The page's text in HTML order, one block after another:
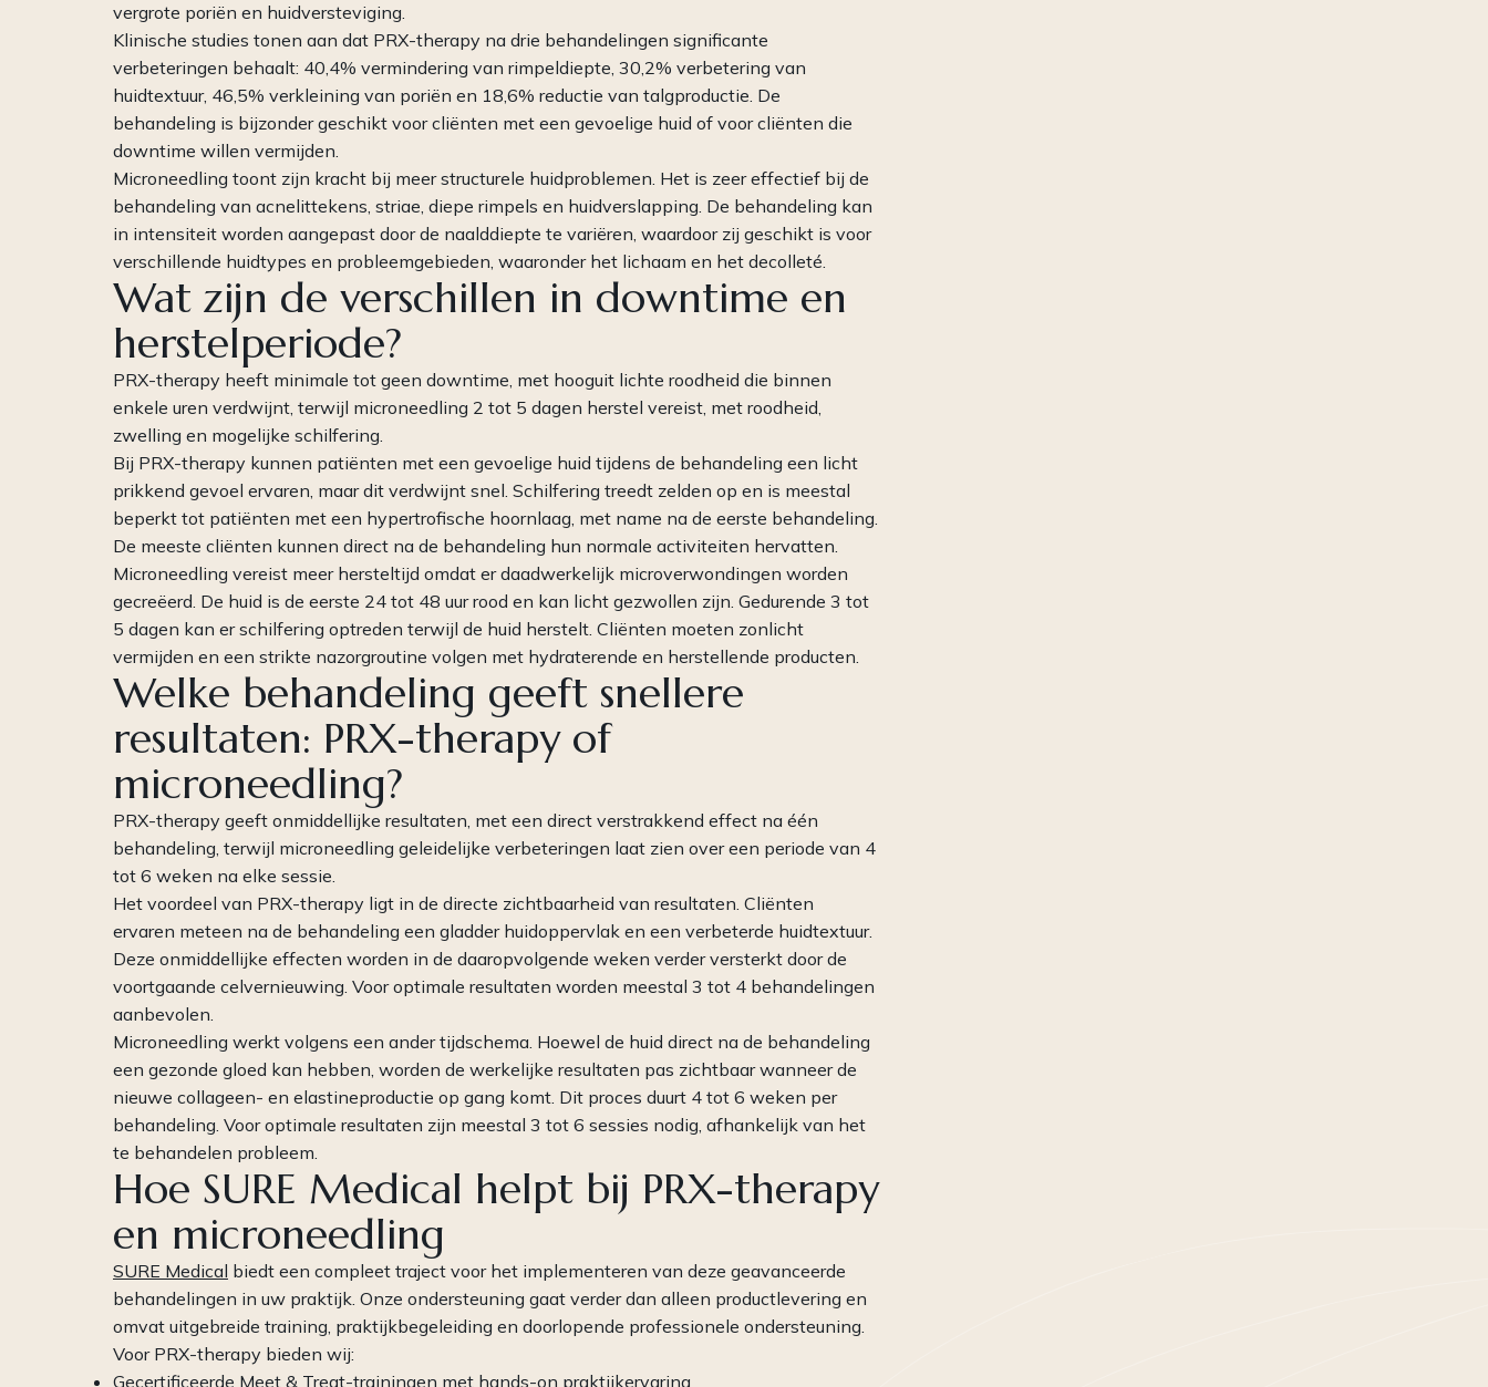
vergrote poriën en huidversteviging.
Klinische studies tonen aan dat PRX-therapy na drie behandelingen significante
verbeteringen behaalt: 40,4% vermindering van rimpeldiepte, 30,2% verbetering van
huidtextuur, 46,5% verkleining van poriën en 18,6% reductie van talgproductie. De
behandeling is bijzonder geschikt voor cliënten met een gevoelige huid of voor cliënten die
downtime willen vermijden.
Microneedling toont zijn kracht bij meer structurele huidproblemen. Het is zeer effectief bij de
behandeling van acnelittekens, striae, diepe rimpels en huidverslapping. De behandeling kan
in intensiteit worden aangepast door de naalddiepte te variëren, waardoor zij geschikt is voor
verschillende huidtypes en probleemgebieden, waaronder het lichaam en het decolleté.
Wat zijn de verschillen in downtime en
herstelperiode?
PRX-therapy heeft minimale tot geen downtime, met hooguit lichte roodheid die binnen
enkele uren verdwijnt, terwijl microneedling 2 tot 5 dagen herstel vereist, met roodheid,
zwelling en mogelijke schilfering.
Bij PRX-therapy kunnen patiënten met een gevoelige huid tijdens de behandeling een licht
prikkend gevoel ervaren, maar dit verdwijnt snel. Schilfering treedt zelden op en is meestal
beperkt tot patiënten met een hypertrofische hoornlaag, met name na de eerste behandeling.
De meeste cliënten kunnen direct na de behandeling hun normale activiteiten hervatten.
Microneedling vereist meer hersteltijd omdat er daadwerkelijk microverwondingen worden
gecreëerd. De huid is de eerste 24 tot 48 uur rood en kan licht gezwollen zijn. Gedurende 3 tot
5 dagen kan er schilfering optreden terwijl de huid herstelt. Cliënten moeten zonlicht
vermijden en een strikte nazorgroutine volgen met hydraterende en herstellende producten.
Welke behandeling geeft snellere
resultaten: PRX-therapy of
microneedling?
PRX-therapy geeft onmiddellijke resultaten, met een direct verstrakkend effect na één
behandeling, terwijl microneedling geleidelijke verbeteringen laat zien over een periode van 4
tot 6 weken na elke sessie.
Het voordeel van PRX-therapy ligt in de directe zichtbaarheid van resultaten. Cliënten
ervaren meteen na de behandeling een gladder huidoppervlak en een verbeterde huidtextuur.
Deze onmiddellijke effecten worden in de daaropvolgende weken verder versterkt door de
voortgaande celvernieuwing. Voor optimale resultaten worden meestal 3 tot 4 behandelingen
aanbevolen.
Microneedling werkt volgens een ander tijdschema. Hoewel de huid direct na de behandeling
een gezonde gloed kan hebben, worden de werkelijke resultaten pas zichtbaar wanneer de
nieuwe collageen- en elastineproductie op gang komt. Dit proces duurt 4 tot 6 weken per
behandeling. Voor optimale resultaten zijn meestal 3 tot 6 sessies nodig, afhankelijk van het
te behandelen probleem.
Hoe SURE Medical helpt bij PRX-therapy
en microneedling
SURE Medical biedt een compleet traject voor het implementeren van deze geavanceerde
behandelingen in uw praktijk. Onze ondersteuning gaat verder dan alleen productlevering en
omvat uitgebreide training, praktijkbegeleiding en doorlopende professionele ondersteuning.
Voor PRX-therapy bieden wij:
Gecertificeerde Meet & Treat-trainingen met hands-on praktijkervaring